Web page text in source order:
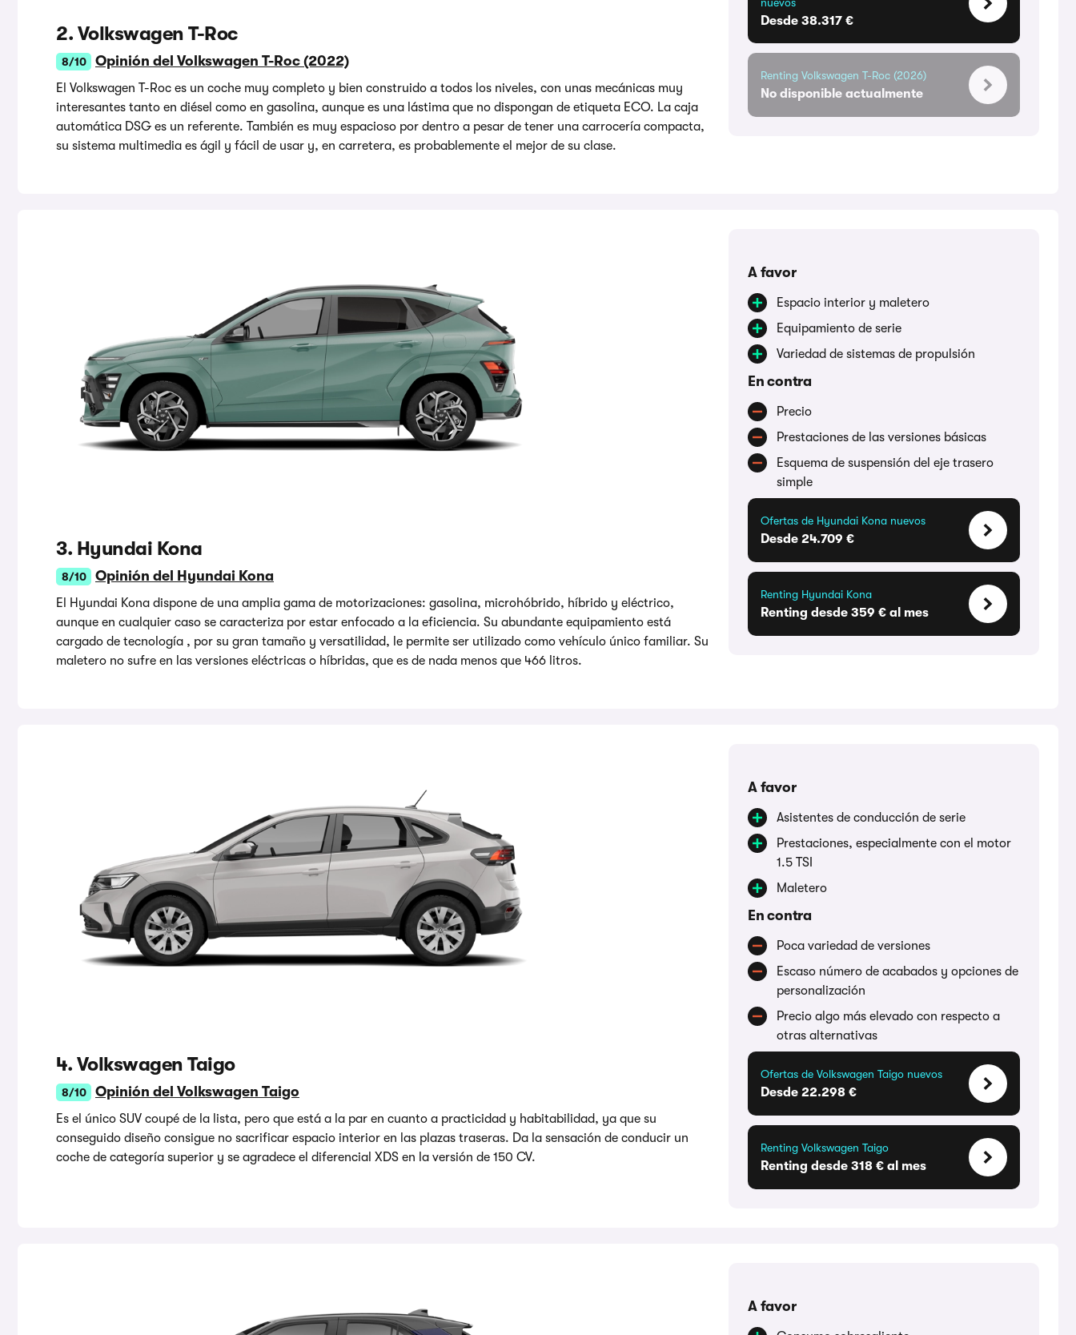
2. Volkswagen T-Roc
8/10 Opinión del Volkswagen T-Roc (2022)
El Volkswagen T-Roc es un coche muy completo y bien construido a todos los niveles, con unas mecánicas muy
interesantes tanto en diésel como en gasolina, aunque es una lástima que no dispongan de etiqueta ECO. La caja
automática DSG es un referente. También es muy espacioso por dentro a pesar de tener una carrocería compacta,
su sistema multimedia es ágil y fácil de usar y, en carretera, es probablemente el mejor de su clase.
Desde 38.317 €
Renting Volkswagen T-Roc (2026)
No disponible actualmente
3. Hyundai Kona
8/10 Opinión del Hyundai Kona
El Hyundai Kona dispone de una amplia gama de motorizaciones: gasolina, microhóbrido, híbrido y eléctrico,
aunque en cualquier caso se caracteriza por estar enfocado a la eficiencia. Su abundante equipamiento está
cargado de tecnología , por su gran tamaño y versatilidad, le permite ser utilizado como vehículo único familiar. Su
maletero no sufre en las versiones eléctricas o híbridas, que es de nada menos que 466 litros.
A favor
Espacio interior y maletero
Equipamiento de serie
Variedad de sistemas de propulsión
En contra
Precio
Prestaciones de las versiones básicas
Esquema de suspensión del eje trasero
simple
Ofertas de Hyundai Kona nuevos
Desde 24.709 €
Renting Hyundai Kona
Renting desde 359 € al mes
4. Volkswagen Taigo
8/10 Opinión del Volkswagen Taigo
Es el único SUV coupé de la lista, pero que está a la par en cuanto a practicidad y habitabilidad, ya que su
conseguido diseño consigue no sacrificar espacio interior en las plazas traseras. Da la sensación de conducir un
coche de categoría superior y se agradece el diferencial XDS en la versión de 150 CV.
A favor
Asistentes de conducción de serie
Prestaciones, especialmente con el motor
1.5 TSI
Maletero
En contra
Poca variedad de versiones
Escaso número de acabados y opciones de
personalización
Precio algo más elevado con respecto a
otras alternativas
Ofertas de Volkswagen Taigo nuevos
Desde 22.298 €
Renting Volkswagen Taigo
Renting desde 318 € al mes
A favor